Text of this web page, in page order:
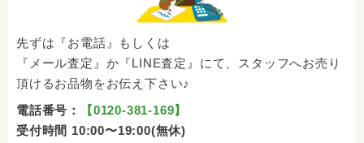
先ずは『お電話』もしくは
『メール査定』か『LINE査定』にて、スタッフへお売り
頂けるお品物をお伝え下さい♪
電話番号：
【0120-381-169】
受付時間 10:00〜19:00(無休)